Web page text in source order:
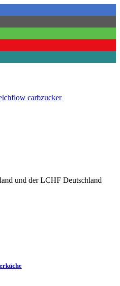
lchflow carbzucker
und der LCHF Deutschland